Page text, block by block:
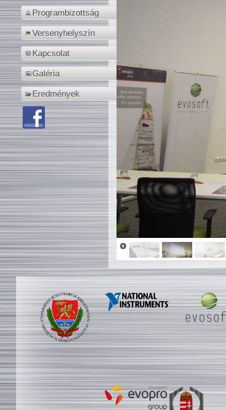
Programbizottság
Versenyhelyszín
Kapcsolat
Galéria
Eredmények